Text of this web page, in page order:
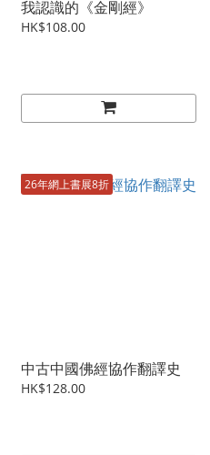
我認識的《金剛經》
HK$108.00
26年網上書展8折
中古中國佛經協作翻譯史
HK$128.00